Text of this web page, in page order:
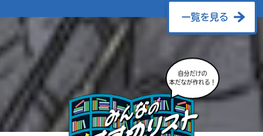
一覧を見る
自分だけの
本だなが作れる！